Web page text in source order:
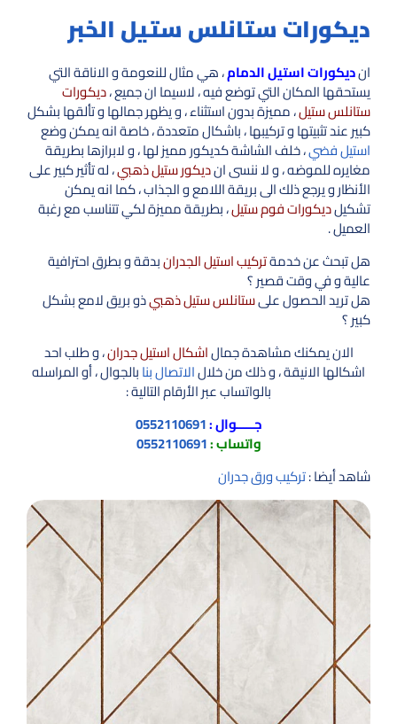
ديكورات ستانلس ستيل الخبر
انديكورات استيل الدمام، هي مثال للنعومة و الاناقة التي
يستحقها المكان التي توضع فيه ، لاسيما ان جميع ،ديكورات
ستانلس ستيل، مميزة بدون استثناء ، و يظهر جمالها و تألقها بشكل
كبير عند تثبيتها و تركيبها ، باشكال متعددة ، خاصة انه يمكن وضع
استيل فضي، خلف الشاشة كديكور مميز لها ، و لابرازها بطريقة
مغايره للموضه ، و لا ننسى انديكور ستيل ذهبي، له تأثير كبير على
الأنظار و يرجع ذلك الى بريقة اللامع و الجذاب ، كما انه يمكن
تشكيلديكورات فوم ستيل، بطريقة مميزة لكي تتناسب مع رغبة
العميل .
هل تبحث عن خدمةتركيب استيل الجدرانبدقة و بطرق احترافية
عالية و في وقت قصير ؟
هل تريد الحصول علىستانلس ستيل ذهبيذو بريق لامع بشكل
كبير ؟
الان يمكنك مشاهدة جمالاشكال استيل جدران، و طلب احد
اشكالها الانيقة ، و ذلك من خلالالاتصال بنابالجوال ، أو المراسله
بالواتساب عبر الأرقام التالية :
جـــــوال :0552110691
واتساب :0552110691
شاهد أيضا :تركيب ورق جدران